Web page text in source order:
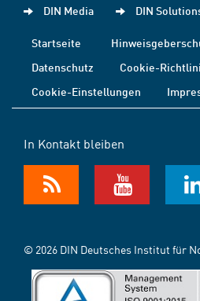
DIN Media DIN
Startseite
Datenschutz
Cookie-
Cookie-Einstellungen
In Kontakt bleiben
© 2026 DIN Deutsches Institut für